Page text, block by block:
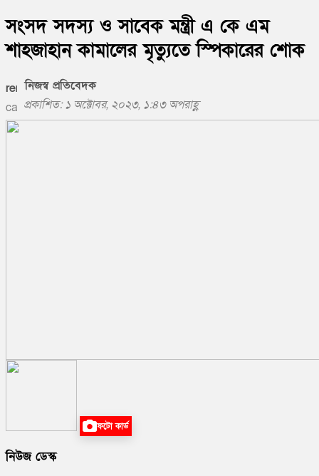
সংসদ সদস্য ও সাবেক মন্ত্রী এ কে এম
শাহজাহান কামালের মৃত্যুতে স্পিকারের শোক
নিজস্ব প্রতিবেদক
প্রকাশিত: ১ অক্টোবর, ২০২৩, ১:৪৩ অপরাহ্ণ
ফটো কার্ড
নিউজ ডেস্ক